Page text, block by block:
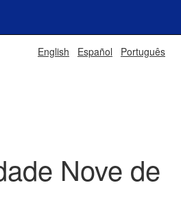
English Español Português
Nove de